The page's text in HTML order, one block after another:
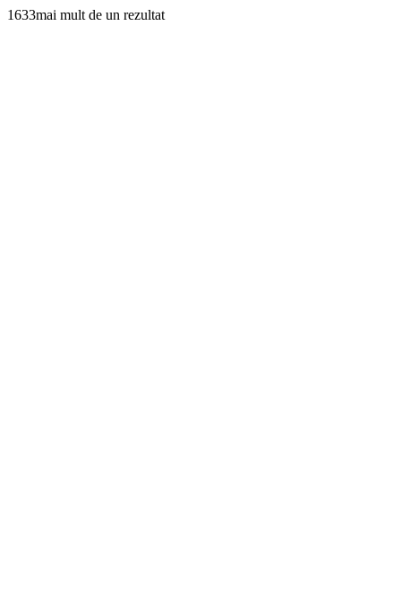
1633mai mult de un rezultat